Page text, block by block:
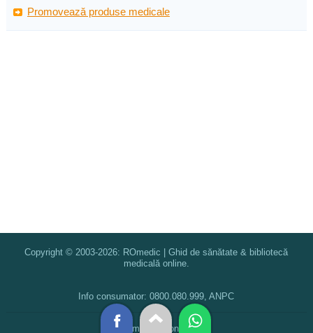
Promovează produse medicale
Copyright © 2003-2026: ROmedic | Ghid de sănătate & bibliotecă
medicală online.
Info consumator: 0800.080.999, ANPC
Termeni și condiții